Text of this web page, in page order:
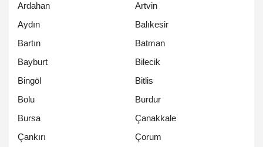
Ardahan
Artvin
Aydın
Balıkesir
Bartın
Batman
Bayburt
Bilecik
Bingöl
Bitlis
Bolu
Burdur
Bursa
Çanakkale
Çankırı
Çorum